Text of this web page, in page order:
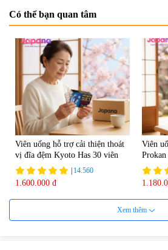
Có thể bạn quan tâm
Viên uống hỗ trợ cải thiện thoát
vị đĩa đệm Kyoto Has 30 viên
14.560
1.600.000 đ
Viên
Xem thêm